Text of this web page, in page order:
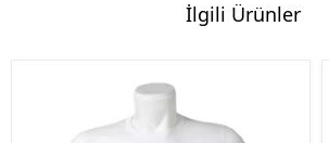
İlgili Ürünler